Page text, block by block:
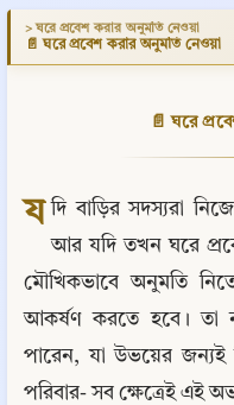
> ঘরে প্রবেশ করার অনুমতি নেওয়া
📄 ঘরে প্রবেশ করার অনুমতি নেওয়া
📄 ঘরে
য দি বাড়ির সদস্যরা
আর যদি তখন ঘরে
মৌখিকভাবে অনুমতি
আকর্ষণ করতে হবে। তা
পারেন, যা উভয়ের জন্যই
পরিবার- সব ক্ষেত্রেই এই